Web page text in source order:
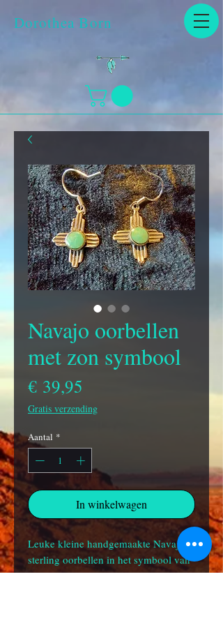
Dorothea Born
Navajo oorbellen
met zon symbool
€ 39,95
Gratis verzending
Aantal *
In winkelwagen
Leuke kleine handgemaakte Navajo
sterling oorbellen in het symbool van
de zon met een mooi rond turquoise